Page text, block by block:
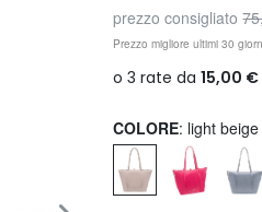
prezzo consigliato
Prezzo migliore ultimi 30
COLORE: light beige